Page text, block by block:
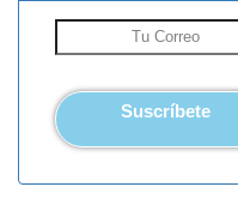
Suscríbete